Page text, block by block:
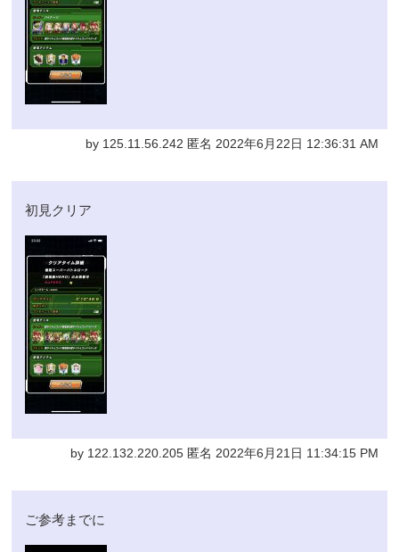
by 125.11.56.242 匿名 2022年6月22日 12:36:31 AM
初見クリア
by 122.132.220.205 匿名 2022年6月21日 11:34:15 PM
ご参考までに